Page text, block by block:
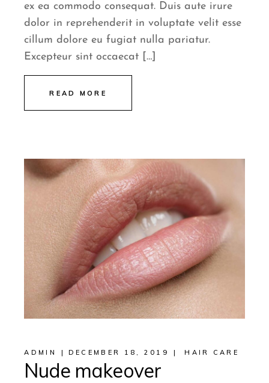
ex ea commodo consequat. Duis aute irure
dolor in reprehenderit in voluptate velit esse
cillum dolore eu fugiat nulla pariatur.
Excepteur sint occaecat […]
READ MORE
ADMIN DECEMBER 18, 2019 HAIR CARE
Nude makeover